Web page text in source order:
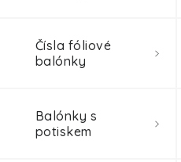
Čísla fóliové
balónky
Balónky s
potiskem